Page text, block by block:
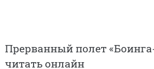
Прерванный полет
читать онлайн